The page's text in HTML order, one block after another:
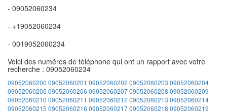
- 09052060234
- +19052060234
- 0019052060234
Voici des numéros de téléphone qui ont un rapport avec votre
recherche : 09052060234
09052060200 09052060201 09052060202 09052060203 09052060204
09052060205 09052060206 0905206020709052060208 09052060209
09052060210 09052060211 09052060212 09052060213 09052060214
09052060215 09052060216 0905206021709052060218 09052060219